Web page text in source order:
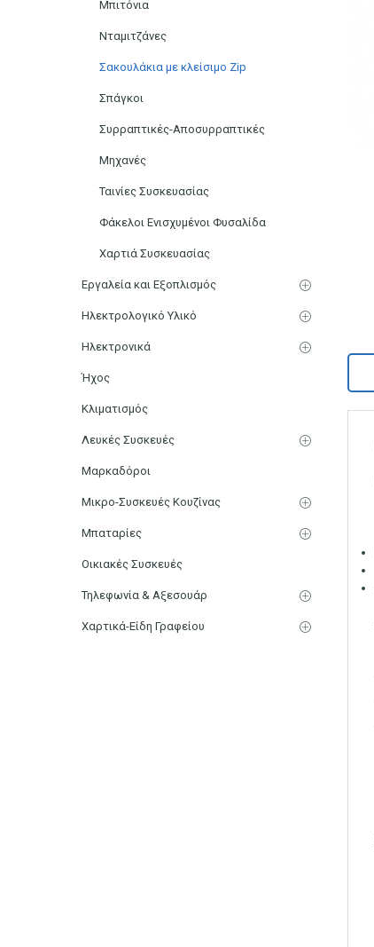
Μπιτόνια
Νταμιτζάνες
Σακουλάκια με κλείσιμο Zip
Σπάγκοι
Συρραπτικές-Αποσυρραπτικές
Μηχανές
Ταινίες Συσκευασίας
Φάκελοι Ενισχυμένοι Φυσαλίδα
Χαρτιά Συσκευασίας
Εργαλεία και Εξοπλισμός
Ηλεκτρολογικό Υλικό
Ηλεκτρονικά
Ήχος
Κλιματισμός
Λευκές Συσκευές
Μαρκαδόροι
Μικρο-Συσκευές Κουζίνας
Μπαταρίες
Οικιακές Συσκευές
Τηλεφωνία & Αξεσουάρ
Χαρτικά-Είδη Γραφείου